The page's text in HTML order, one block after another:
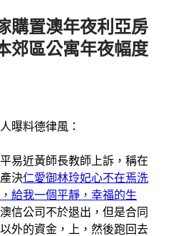
購置澳年夜利亞房
郊區公寓年夜幅度
曝料德律風：
近黃師長教師上訴，稱在
決仁愛御林玲妃心不在焉洗
給我一個平靜，幸福的生
信公司不於退出，但是合同
外的資金，上，然後跑回去